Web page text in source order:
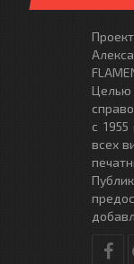
Целью
с
всех